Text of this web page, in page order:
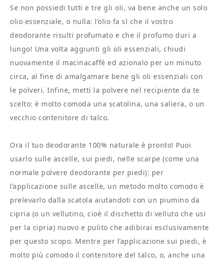
Se non possiedi tutti e tre gli oli, va bene anche un solo
olio essenziale, o nulla: l’olio fa sì che il vostro
deodorante risulti profumato e che il profumo duri a
lungo! Una volta aggiunti gli oli essenziali, chiudi
nuovamente il macinacaffè ed azionalo per un minuto
circa, al fine di amalgamare bene gli oli essenziali con
le polveri. Infine, metti la polvere nel recipiente da te
scelto: è molto comoda una scatolina, una saliera, o un
vecchio contenitore di talco.
Ora il tuo deodorante 100% naturale è pronto! Puoi
usarlo sulle ascelle, sui piedi, nelle scarpe (come una
normale polvere deodorante per piedi): per
l’applicazione sulle ascelle, un metodo molto comodo è
prelevarlo dalla scatola aiutandoti con un piumino da
cipria (o un vellutino, cioè il dischetto di velluto che usi
per la cipria) nuovo e pulito che adibirai esclusivamente
per questo scopo. Mentre per l’applicazione sui piedi, è
molto più comodo il contenitore del talco, o, anche una